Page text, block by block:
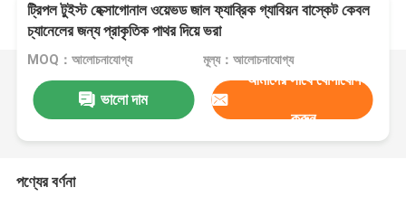
ট্রিপল টুইস্ট হেক্সাগোনাল ওয়েভড জাল ফ্যাব্রিক গ্যাবিয়ন বাস্কেট কেবল
চ্যানেলের জন্য প্রাকৃতিক পাথর দিয়ে ভরা
MOQ：আলোচনাযোগ্য মূল্য：আলোচনাযোগ্য
ভালো দাম
আমাদের সাথে যোগাযোগ
করুন
পণ্যের বর্ণনা